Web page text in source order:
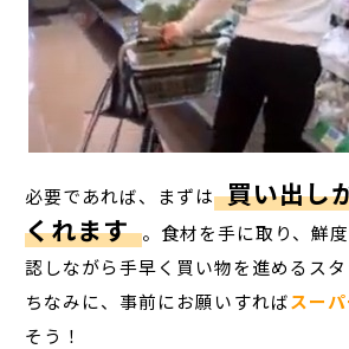
必要であれば、まずは 買い出し
くれます 。食材を手に取り、鮮
認しながら手早く買い物を進めるスタ
ちなみに、事前にお願いすればスー
そう！